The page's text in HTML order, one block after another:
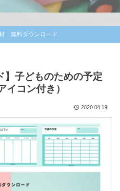
無料ダウンロード
】子どものための予定
イコン付き）
2020.04.19